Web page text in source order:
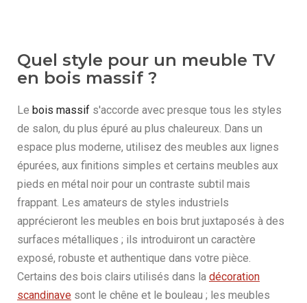
Quel style pour un meuble TV
en bois massif ?
Le bois massif s'accorde avec presque tous les styles
de salon, du plus épuré au plus chaleureux. Dans un
espace plus moderne, utilisez des meubles aux lignes
épurées, aux finitions simples et certains meubles aux
pieds en métal noir pour un contraste subtil mais
frappant. Les amateurs de styles industriels
apprécieront les meubles en bois brut juxtaposés à des
surfaces métalliques ; ils introduiront un caractère
exposé, robuste et authentique dans votre pièce.
Certains des bois clairs utilisés dans la décoration
scandinave sont le chêne et le bouleau ; les meubles